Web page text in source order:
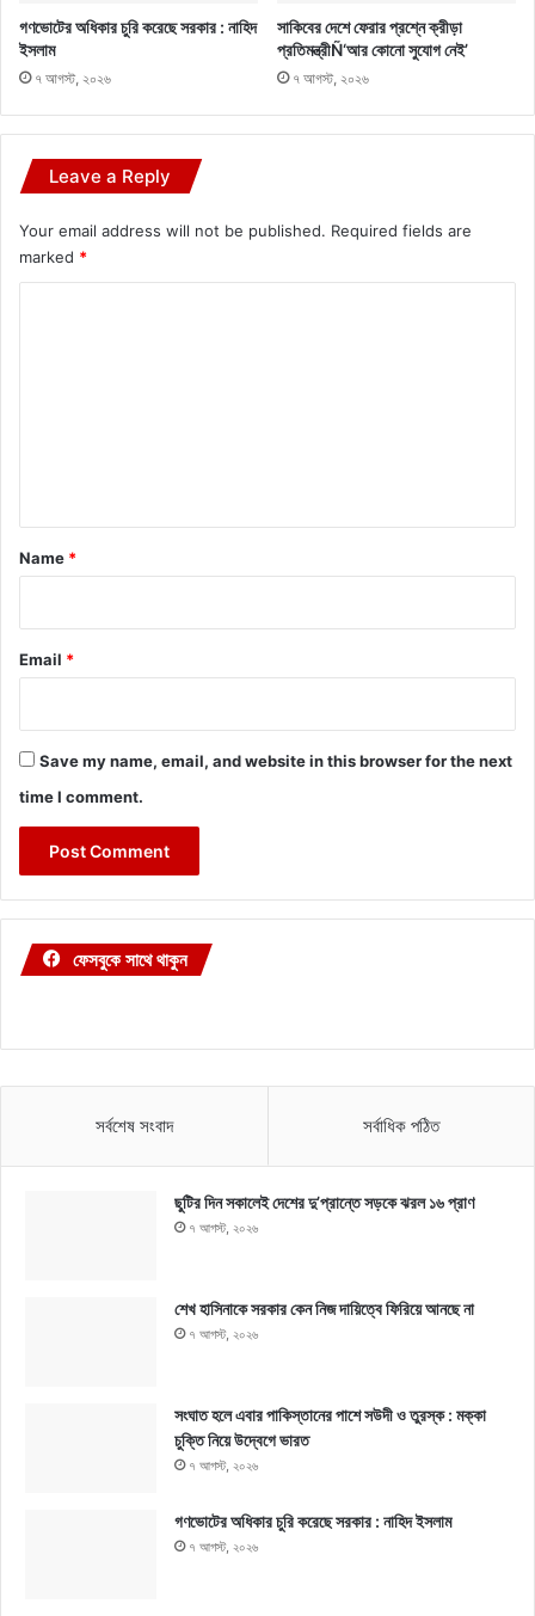
গণভোটের অধিকার চুরি করেছে সরকার : নাহিদ
ইসলাম
৭ আগস্ট, ২০২৬
সাকিবের দেশে ফেরার প্রশ্নে ক্রীড়া
প্রতিমন্ত্রীÑ‘আর কোনো সুযোগ নেই’
৭ আগস্ট, ২০২৬
Leave a Reply
Your email address will not be published. Required fields are
marked *
*
Name *
Email *
Save my name, email, and website in this browser for the next
time I comment.
ফেসবুকে সাথে থাকুন
সর্বশেষ সংবাদ সর্বাধিক পঠিত
ছুটির দিন সকালেই দেশের দু’প্রান্তে সড়কে ঝরল ১৬ প্রাণ
৭ আগস্ট, ২০২৬
শেখ হাসিনাকে সরকার কেন নিজ দায়িত্বে ফিরিয়ে আনছে না
৭ আগস্ট, ২০২৬
সংঘাত হলে এবার পাকিস্তানের পাশে সউদী ও তুরস্ক : মক্কা
চুক্তি নিয়ে উদ্বেগে ভারত
৭ আগস্ট, ২০২৬
গণভোটের অধিকার চুরি করেছে সরকার : নাহিদ ইসলাম
৭ আগস্ট, ২০২৬